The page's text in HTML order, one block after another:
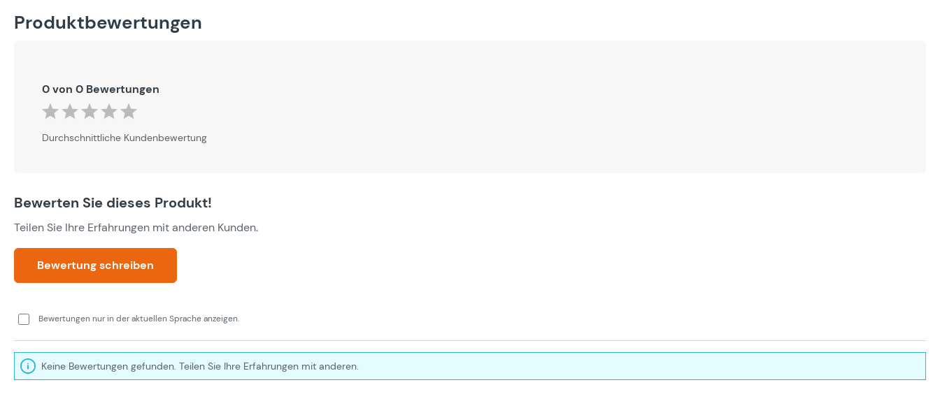
Produktbewertungen
0 von 0 Bewertungen
Durchschnittliche Bewertung von 0 von 5 Sternen
Durchschnittliche Kundenbewertung
Bewerten Sie dieses Produkt!
Teilen Sie Ihre Erfahrungen mit anderen Kunden.
Bewertung schreiben
Bewertungen nur in der aktuellen Sprache anzeigen.
Keine Bewertungen gefunden. Teilen Sie Ihre Erfahrungen mit anderen.